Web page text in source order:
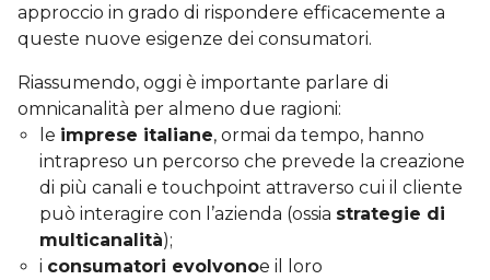
approccio in grado di rispondere efficacemente a
queste nuove esigenze dei consumatori.
Riassumendo, oggi è importante parlare di
omnicanalità per almeno due ragioni:
le imprese italiane, ormai da tempo, hanno
intrapreso un percorso che prevede la creazione
di più canali e touchpoint attraverso cui il cliente
può interagire con l’azienda (ossia strategie di
multicanalità);
i consumatori evolvonoe il loro